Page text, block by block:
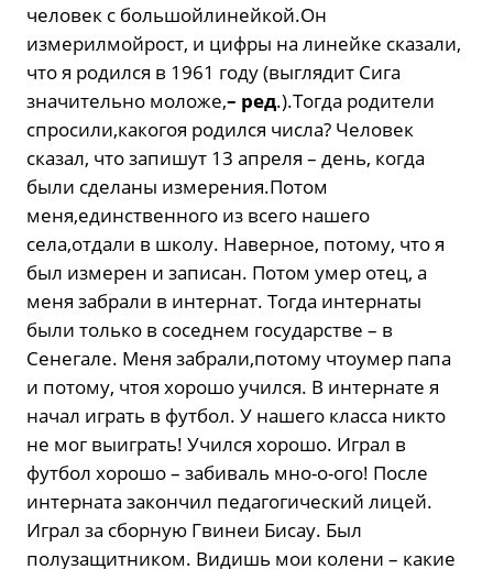
человек с большойлинейкой.Он
измерилмойрост, и цифры на линейке сказали,
что я родился в 1961 году (выглядит Сига
значительно моложе,– ред.).Тогда родители
спросили,какогоя родился числа? Человек
сказал, что запишут 13 апреля – день, когда
были сделаны измерения.Потом
меня,единственного из всего нашего
села,отдали в школу. Наверное, потому, что я
был измерен и записан. Потом умер отец, а
меня забрали в интернат. Тогда интернаты
были только в соседнем государстве – в
Сенегале. Меня забрали,потому чтоумер папа
и потому, чтоя хорошо учился. В интернате я
начал играть в футбол. У нашего класса никто
не мог выиграть! Учился хорошо. Играл в
футбол хорошо – забиваль мно-о-ого! После
интерната закончил педагогический лицей.
Играл за сборную Гвинеи Бисау. Был
полузащитником. Видишь мои колени – какие